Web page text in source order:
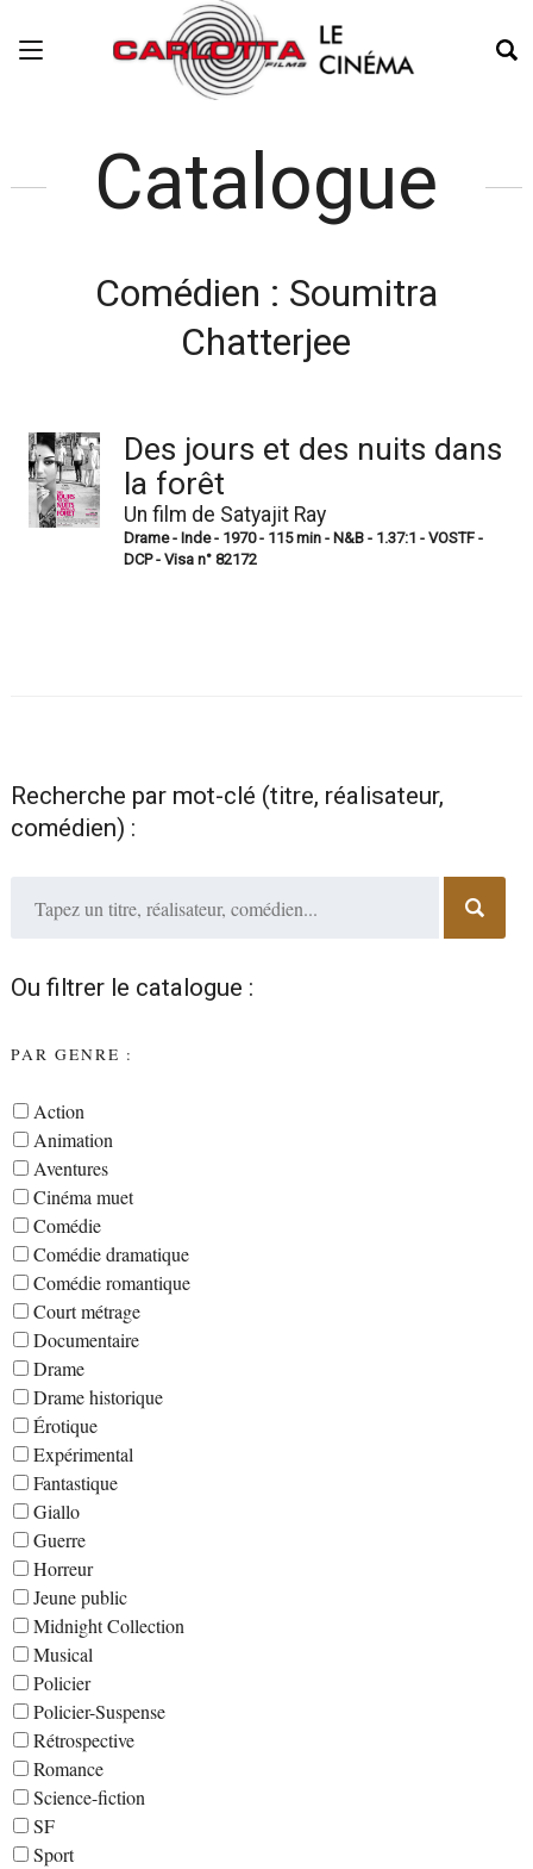
Catalogue
Comédien : Soumitra
Chatterjee
Des jours et des nuits dans
la forêt
Un film de Satyajit Ray
Drame - Inde - 1970 - 115 min - N&B - 1.37:1 - VOSTF -
DCP - Visa n° 82172
Recherche par mot-clé (titre, réalisateur,
comédien) :
Ou filtrer le catalogue :
PAR GENRE :
Action
Animation
Aventures
Cinéma muet
Comédie
Comédie dramatique
Comédie romantique
Court métrage
Documentaire
Drame
Drame historique
Érotique
Expérimental
Fantastique
Giallo
Guerre
Horreur
Jeune public
Midnight Collection
Musical
Policier
Policier-Suspense
Rétrospective
Romance
Science-fiction
SF
Sport